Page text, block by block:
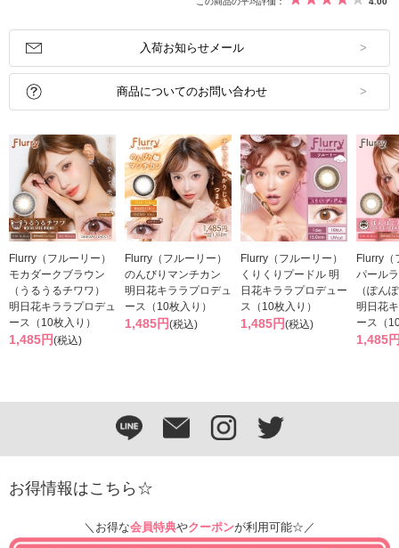
入荷お知らせメール
商品についてのお問い合わせ
Flurry（フルーリー）
モカダークブラウン
（うるうるチワワ）
明日花キララプロデュ
ース（10枚入り）
1,485円(税込)
Flurry（フルーリー）
のんびりマンチカン
明日花キララプロデュ
ース（10枚入り）
1,485円(税込)
Flurry（フルーリー）
くりくりプードル 明
日花キララプロデュー
ス（10枚入り）
1,485円(税込)
Flurry（
パール
（ぽん
明日花
ース（
1,485
お得情報はこちら☆
＼お得な会員特典やクーポンが利用可能☆／